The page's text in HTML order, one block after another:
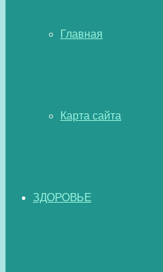
Главная
Карта сайта
ЗДОРОВЬЕ